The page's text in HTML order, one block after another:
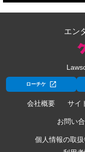
エン
ローチケ
会社概要 サイ
お問い
個人情報の取